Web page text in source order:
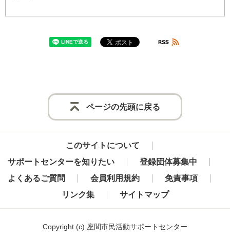
ページの先頭に戻る
このサイトについて
サポートセンターを知りたい
登録団体募集中
よくあるご質問
会員利用規約
免責事項
リンク集
サイトマップ
Copyright (c) 座間市民活動サポートセンター